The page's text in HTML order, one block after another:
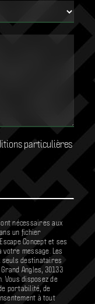
particulières
nécessaires aux
un fichier
Concept et ses
message. Les
seuls destinataires
Angles, 30133
Vous disposez de
portabilité, de
à tout